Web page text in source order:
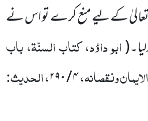
کے لیے منع کرے تو اس نے
(ابو داؤد، کتاب السنّۃ، باب
ونقصانہ،۴/۲۹۰، الحدیث: